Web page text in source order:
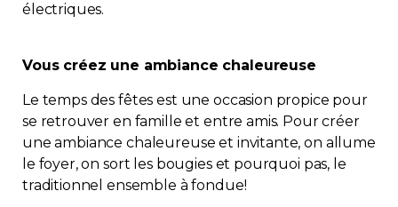
électriques.
Vous créez une ambiance chaleureuse
Le temps des fêtes est une occasion propice pour
se retrouver en famille et entre amis. Pour créer
une ambiance chaleureuse et invitante, on allume
le foyer, on sort les bougies et pourquoi pas, le
traditionnel ensemble à fondue!